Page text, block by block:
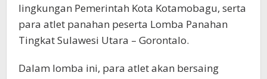
lingkungan Pemerintah Kota Kotamobagu, serta
para atlet panahan peserta Lomba Panahan
Tingkat Sulawesi Utara – Gorontalo.
Dalam lomba ini, para atlet akan bersaing